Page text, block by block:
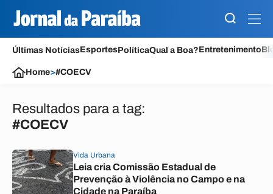
Últimas NotíciasEsportesPolíticaQual a Boa?Entretenimento
Home>#COECV
Resultados para a tag:
#COECV
Vida Urbana
Leia cria Comissão Estadual de
Prevenção à Violência no Campo e na
Cidade na Paraíba